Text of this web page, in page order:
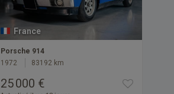
France
Porsche 914
1972
83192 km
25 000 €